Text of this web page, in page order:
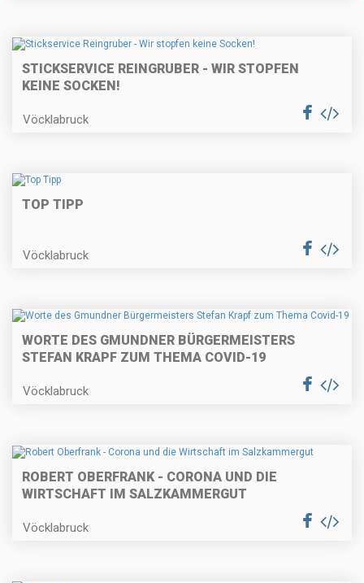
STICKSERVICE REINGRUBER - WIR STOPFEN
KEINE SOCKEN!
Vöcklabruck
TOP TIPP
Vöcklabruck
WORTE DES GMUNDNER BÜRGERMEISTERS
STEFAN KRAPF ZUM THEMA COVID-19
Vöcklabruck
ROBERT OBERFRANK - CORONA UND DIE
WIRTSCHAFT IM SALZKAMMERGUT
Vöcklabruck